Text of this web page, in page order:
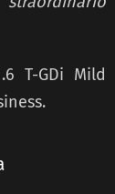
T-GDi Mild